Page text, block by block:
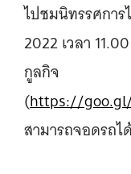
ไปชมนิทรรศกา
2022 เวลา
กูลกิจ
(https://goo.gl/
สามารถจอดรถ